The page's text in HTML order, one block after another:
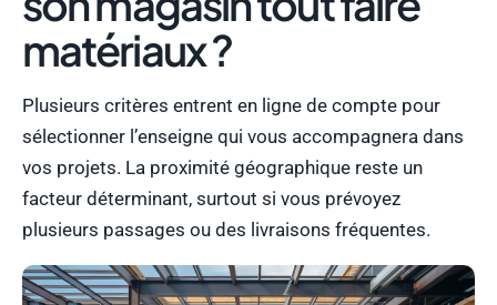
matériaux ?
Plusieurs critères entrent en ligne de compte pour
sélectionner l’enseigne qui vous accompagnera dans
vos projets. La proximité géographique reste un
facteur déterminant, surtout si vous prévoyez
plusieurs passages ou des livraisons fréquentes.